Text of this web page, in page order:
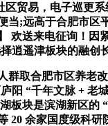
易，电子巡更系
当;远高于合肥市
欢送来电征询！因
逍遥津板块的融创
合肥市区养老改
阳 “千年文脉 + 老
板块是滨湖新区
20 余家国度级科